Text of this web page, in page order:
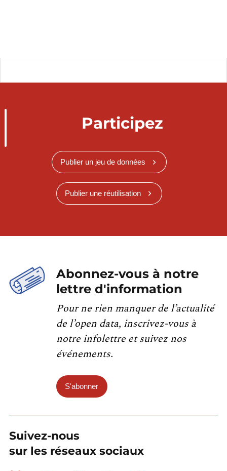
Participez
Publier un jeu de données
Publier une réutilisation
Abonnez-vous à notre
lettre d'information
Pour ne rien manquer de l’actualité
de l’open data, inscrivez-vous à
notre infolettre et suivez nos
événements.
S'abonner
Suivez-nous
sur les réseaux sociaux